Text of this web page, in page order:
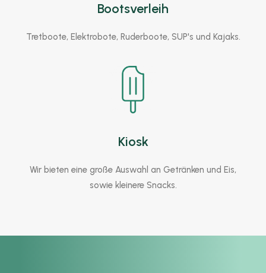
Bootsverleih
Tretboote, Elektrobote, Ruderboote, SUP's und Kajaks.
Kiosk
Wir bieten eine große Auswahl an Getränken und Eis,
sowie kleinere Snacks.